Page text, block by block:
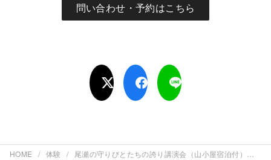
問い合わせ・予約はこちら
HOME 体験 尾瀬の守りびとたちの誇り講演会（山小屋宿泊付）プラン